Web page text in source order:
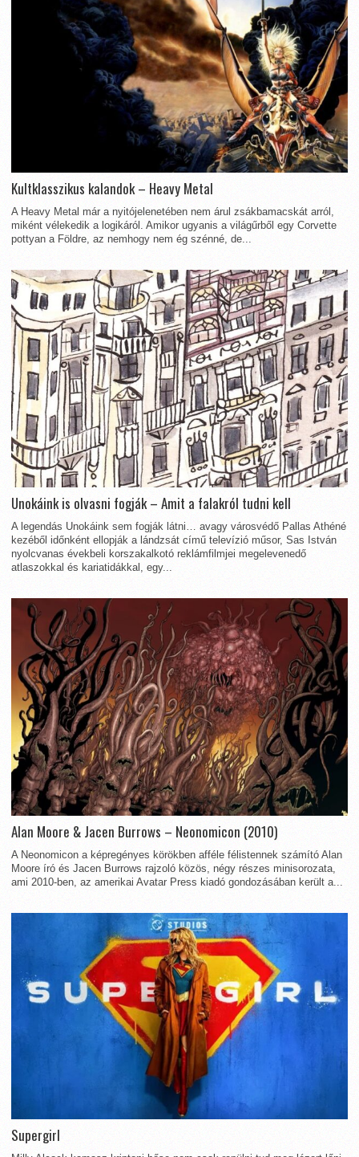
Kultklasszikus kalandok – Heavy Metal
A Heavy Metal már a nyitójelenetében nem árul zsákbamacskát arról,
miként vélekedik a logikáról. Amikor ugyanis a világűrből egy Corvette
pottyan a Földre, az nemhogy nem ég szénné, de...
Unokáink is olvasni fogják – Amit a falakról tudni kell
A legendás Unokáink sem fogják látni… avagy városvédő Pallas Athéné
kezéből időnként ellopják a lándzsát című televízió műsor, Sas István
nyolcvanas évekbeli korszakalkotó reklámfilmjei megelevenedő
atlaszokkal és kariatidákkal, egy...
Alan Moore & Jacen Burrows – Neonomicon (2010)
A Neonomicon a képregényes körökben afféle félistennek számító Alan
Moore író és Jacen Burrows rajzoló közös, négy részes minisorozata,
ami 2010-ben, az amerikai Avatar Press kiadó gondozásában került a...
Supergirl